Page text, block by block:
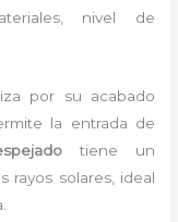
nivel de
por su acabado
la entrada de
tiene un
rayos solares, ideal